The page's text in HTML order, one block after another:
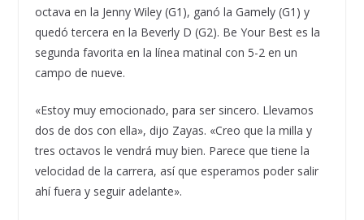
octava en la Jenny Wiley (G1), ganó la Gamely (G1) y
quedó tercera en la Beverly D (G2). Be Your Best es la
segunda favorita en la línea matinal con 5-2 en un
campo de nueve.
«Estoy muy emocionado, para ser sincero. Llevamos
dos de dos con ella», dijo Zayas. «Creo que la milla y
tres octavos le vendrá muy bien. Parece que tiene la
velocidad de la carrera, así que esperamos poder salir
ahí fuera y seguir adelante».